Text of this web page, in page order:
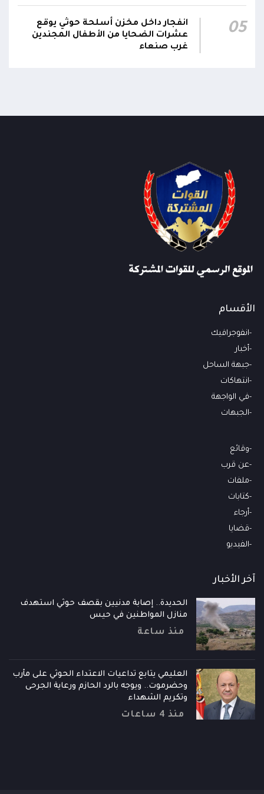
23:05
واستعادة العاصمة صنعاء وإنهاء الانقلاب
05
انفجار داخل مخزن أسلحة حوثي يوقع
عشرات الضحايا من الأطفال المجندين
غرب صنعاء
الأقسام
انفوجرافيك
أخبار
جبهة الساحل
انتهاكات
في الواجهة
الجبهات
وقائع
عن قرب
ملفات
كتابات
أرجاء
قضايا
الفيديو
آخر الأخبار
الحديدة.. إصابة مدنيين بقصف حوثي استهدف
منازل المواطنين في حيس
منذ ساعة
العليمي يتابع تداعيات الاعتداء الحوثي على مأرب
وحضرموت.. ويوجه بالرد الحازم ورعاية الجرحى
وتكريم الشهداء
منذ 4 ساعات